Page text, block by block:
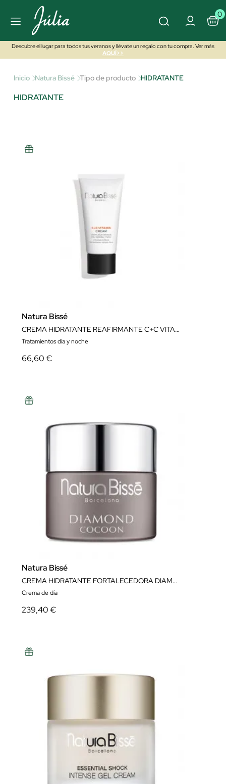
0
Descubre el lugar para todos tus veranos y llévate un regalo con tu compra. Ver más
AQUÍ>>
Inicio Natura Bissé Tipo de producto HIDRATANTE
HIDRATANTE
Natura Bissé
CREMA HIDRATANTE REAFIRMANTE C+C VITAMIN CREAM 75 ML NATURA BISSÉ
Tratamientos día y noche
66,60 €
Natura Bissé
CREMA HIDRATANTE FORTALECEDORA DIAMOND COCOON ULTRA RICH CREAM 50 ML NATURA BISSÉ
Crema de día
239,40 €